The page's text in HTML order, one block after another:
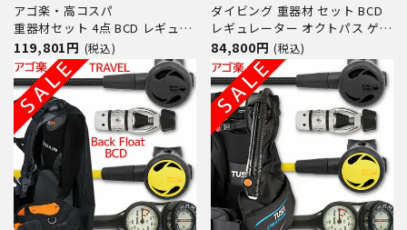
アゴ楽・高コスパ
重器材セット 4点 BCD レギュレ
ーター オクトパス ゲージ
【HDm-Hreg2Flx-Hoct2-
Hmfx2】 スキューバーダイビン
グ BC コンパス 2連ゲージ
119,801円 (税込)
ダイビング 重器材 セット BCD
レギュレーター オクトパス ゲー
ジ 重器材セット 4点 【0602Flx-
Hreg2Flx-Hoct2Flx-Hmfx2】
TUSA スキューバダイビング 重
器材セット OH オーバーホール
クーポン プレゼント アゴ楽
84,800円 (税込)